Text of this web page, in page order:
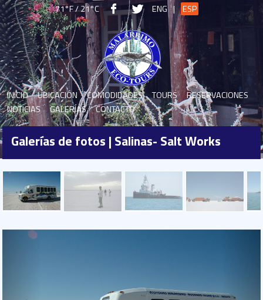
71°F / 21°C ENG | ESP
INICIO UBICACIÓN COMODIDADES TOURS
RESERVACIONES
NOTICIAS
GALERÍAS CONTACTO
Galerías de fotos | Salinas- Salt Works